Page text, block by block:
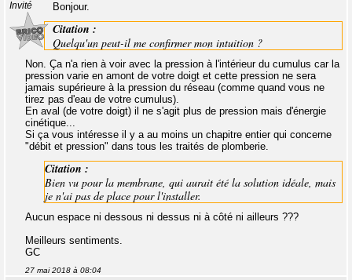
Invité Bonjour.
Citation :
Quelqu'un peut-il me confirmer mon intuition ?
Non. Ça n'a rien à voir avec la pression à l'intérieur du cumulus car la
pression varie en amont de votre doigt et cette pression ne sera
jamais supérieure à la pression du réseau (comme quand vous ne
tirez pas d'eau de votre cumulus).
En aval (de votre doigt) il ne s'agit plus de pression mais d'énergie
cinétique...
Si ça vous intéresse il y a au moins un chapitre entier qui concerne
"débit et pression" dans tous les traités de plomberie.
Citation :
Bien vu pour la membrane, qui aurait été la solution idéale, mais
je n'ai pas de place pour l'installer.
Aucun espace ni dessous ni dessus ni à côté ni ailleurs ???
Meilleurs sentiments.
GC
27 mai 2018 à 08:04